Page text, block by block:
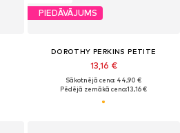
PIEDĀVĀJUMS
DOROTHY PERKINS PETITE
13,16 €
Sākotnējā cena: 44,90 €
Pēdējā zemākā cena:13,16 €